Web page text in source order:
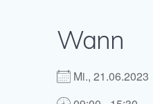
Wann
Mi., 21.06.2023